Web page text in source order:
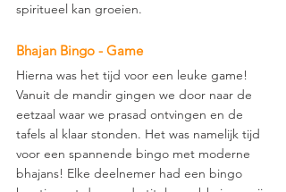
spiritueel kan groeien.
Bhajan Bingo - Game
Hierna was het tijd voor een leuke game!
Vanuit de mandir gingen we door naar de
eetzaal waar we prasad ontvingen en de
tafels al klaar stonden. Het was namelijk tijd
voor een spannende bingo met moderne
bhajans! Elke deelnemer had een bingo